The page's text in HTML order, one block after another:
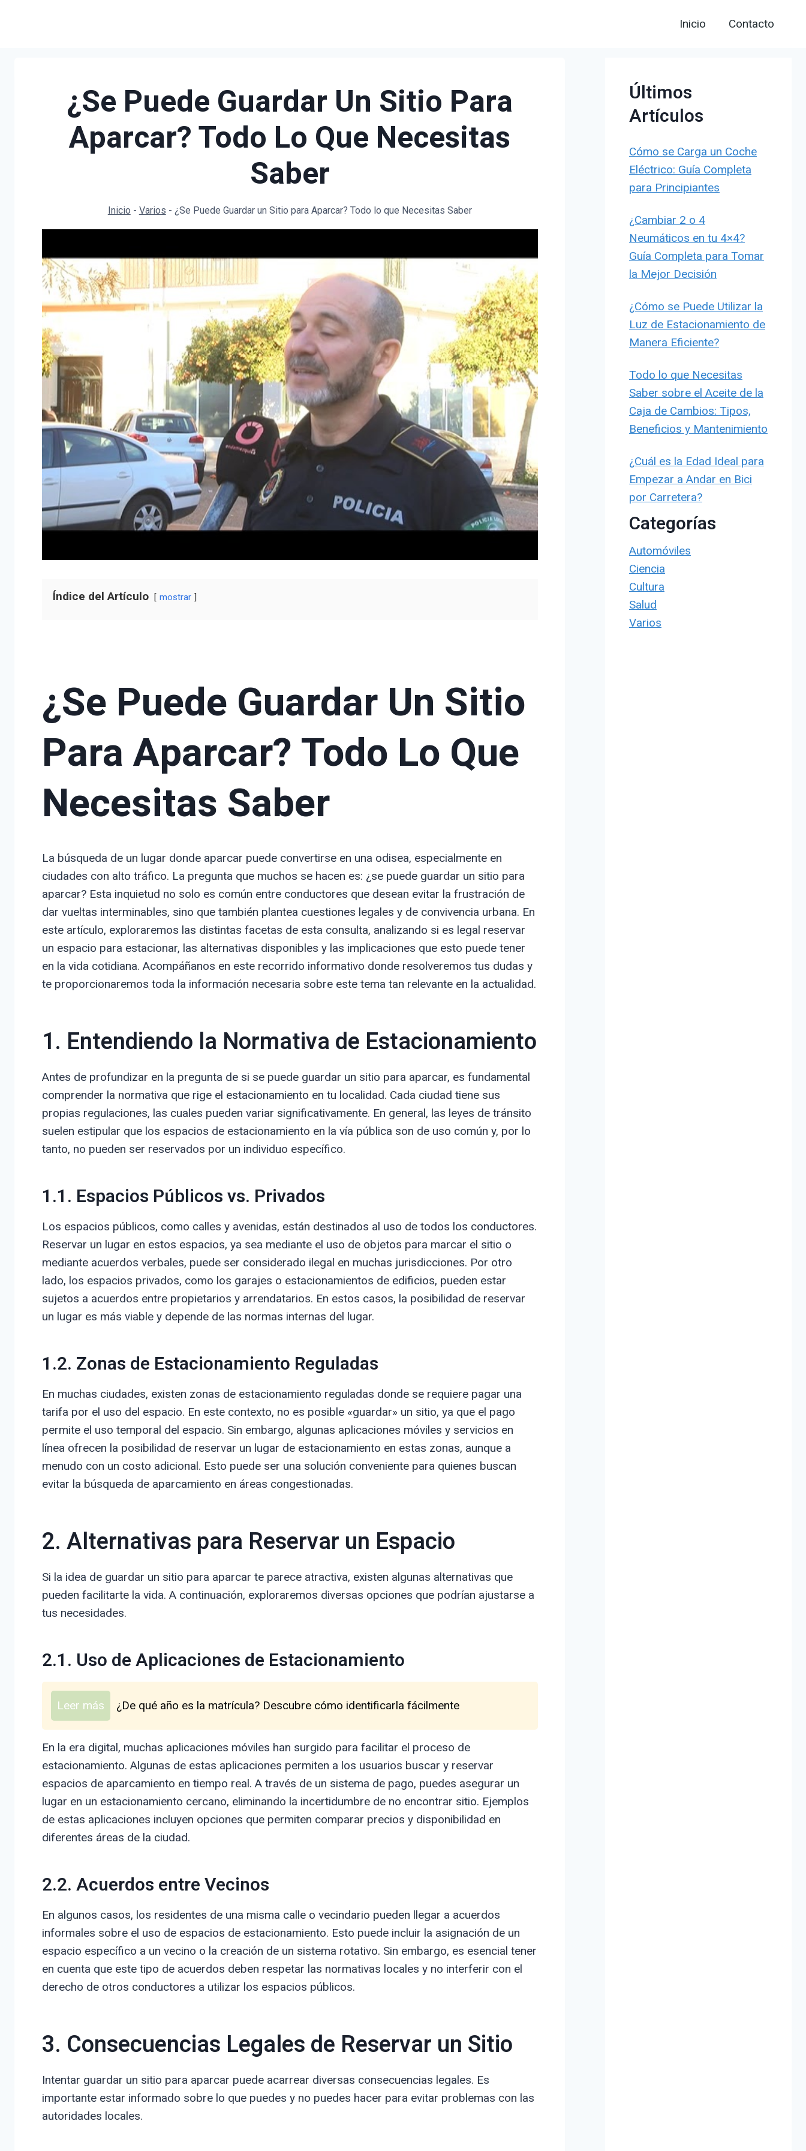
Inicio Contacto
¿Se Puede Guardar Un Sitio Para
Aparcar? Todo Lo Que Necesitas
Saber
Inicio - Varios - ¿Se Puede Guardar un Sitio para Aparcar? Todo lo que Necesitas Saber
Índice del Artículo mostrar
¿Se Puede Guardar Un Sitio
Para Aparcar? Todo Lo Que
Necesitas Saber
La búsqueda de un lugar donde aparcar puede convertirse en una odisea, especialmente en
ciudades con alto tráfico. La pregunta que muchos se hacen es: ¿se puede guardar un sitio para
aparcar? Esta inquietud no solo es común entre conductores que desean evitar la frustración de
dar vueltas interminables, sino que también plantea cuestiones legales y de convivencia urbana. En
este artículo, exploraremos las distintas facetas de esta consulta, analizando si es legal reservar
un espacio para estacionar, las alternativas disponibles y las implicaciones que esto puede tener
en la vida cotidiana. Acompáñanos en este recorrido informativo donde resolveremos tus dudas y
te proporcionaremos toda la información necesaria sobre este tema tan relevante en la actualidad.
1. Entendiendo la Normativa de Estacionamiento
Antes de profundizar en la pregunta de si se puede guardar un sitio para aparcar, es fundamental
comprender la normativa que rige el estacionamiento en tu localidad. Cada ciudad tiene sus
propias regulaciones, las cuales pueden variar significativamente. En general, las leyes de tránsito
suelen estipular que los espacios de estacionamiento en la vía pública son de uso común y, por lo
tanto, no pueden ser reservados por un individuo específico.
1.1. Espacios Públicos vs. Privados
Los espacios públicos, como calles y avenidas, están destinados al uso de todos los conductores.
Reservar un lugar en estos espacios, ya sea mediante el uso de objetos para marcar el sitio o
mediante acuerdos verbales, puede ser considerado ilegal en muchas jurisdicciones. Por otro
lado, los espacios privados, como los garajes o estacionamientos de edificios, pueden estar
sujetos a acuerdos entre propietarios y arrendatarios. En estos casos, la posibilidad de reservar
un lugar es más viable y depende de las normas internas del lugar.
1.2. Zonas de Estacionamiento Reguladas
En muchas ciudades, existen zonas de estacionamiento reguladas donde se requiere pagar una
tarifa por el uso del espacio. En este contexto, no es posible «guardar» un sitio, ya que el pago
permite el uso temporal del espacio. Sin embargo, algunas aplicaciones móviles y servicios en
línea ofrecen la posibilidad de reservar un lugar de estacionamiento en estas zonas, aunque a
menudo con un costo adicional. Esto puede ser una solución conveniente para quienes buscan
evitar la búsqueda de aparcamiento en áreas congestionadas.
2. Alternativas para Reservar un Espacio
Si la idea de guardar un sitio para aparcar te parece atractiva, existen algunas alternativas que
pueden facilitarte la vida. A continuación, exploraremos diversas opciones que podrían ajustarse a
tus necesidades.
2.1. Uso de Aplicaciones de Estacionamiento
Leer más ¿De qué año es la matrícula? Descubre cómo identificarla fácilmente
En la era digital, muchas aplicaciones móviles han surgido para facilitar el proceso de
estacionamiento. Algunas de estas aplicaciones permiten a los usuarios buscar y reservar
espacios de aparcamiento en tiempo real. A través de un sistema de pago, puedes asegurar un
lugar en un estacionamiento cercano, eliminando la incertidumbre de no encontrar sitio. Ejemplos
de estas aplicaciones incluyen opciones que permiten comparar precios y disponibilidad en
diferentes áreas de la ciudad.
2.2. Acuerdos entre Vecinos
En algunos casos, los residentes de una misma calle o vecindario pueden llegar a acuerdos
informales sobre el uso de espacios de estacionamiento. Esto puede incluir la asignación de un
espacio específico a un vecino o la creación de un sistema rotativo. Sin embargo, es esencial tener
en cuenta que este tipo de acuerdos deben respetar las normativas locales y no interferir con el
derecho de otros conductores a utilizar los espacios públicos.
3. Consecuencias Legales de Reservar un Sitio
Intentar guardar un sitio para aparcar puede acarrear diversas consecuencias legales. Es
importante estar informado sobre lo que puedes y no puedes hacer para evitar problemas con las
autoridades locales.
Últimos
Artículos
Cómo se Carga un Coche
Eléctrico: Guía Completa
para Principiantes
¿Cambiar 2 o 4
Neumáticos en tu 4×4?
Guía Completa para Tomar
la Mejor Decisión
¿Cómo se Puede Utilizar la
Luz de Estacionamiento de
Manera Eficiente?
Todo lo que Necesitas
Saber sobre el Aceite de la
Caja de Cambios: Tipos,
Beneficios y Mantenimiento
¿Cuál es la Edad Ideal para
Empezar a Andar en Bici
por Carretera?
Categorías
Automóviles
Ciencia
Cultura
Salud
Varios